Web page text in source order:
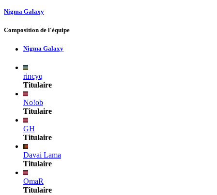
Nigma Galaxy
Composition de l'équipe
Nigma Galaxy
rincyq
Titulaire
No!ob
Titulaire
GH
Titulaire
Davai Lama
Titulaire
OmaR
Titulaire